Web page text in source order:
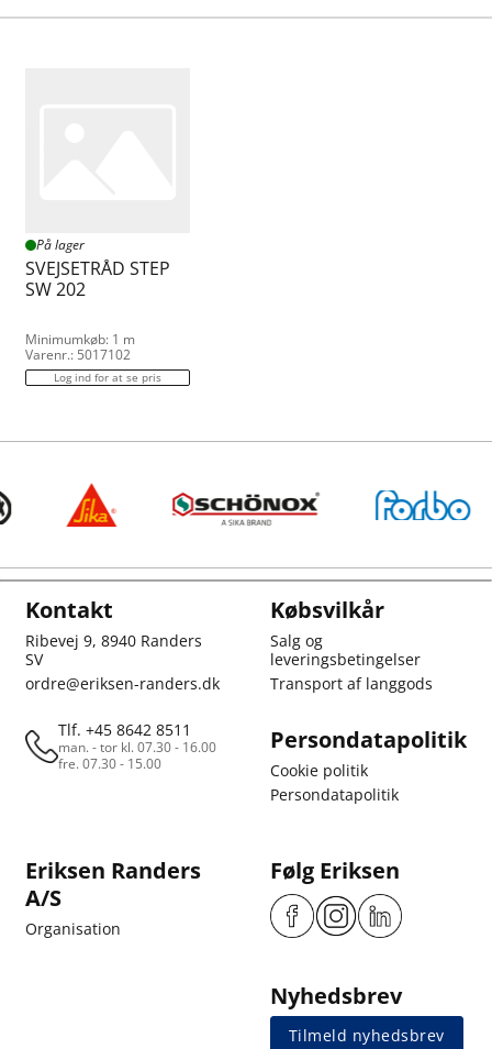
På lager
SVEJSETRÅD STEP
SW 202
Minimumkøb: 1 m
Varenr.: 5017102
Log ind for at se pris
Kontakt
Ribevej 9, 8940 Randers
SV
ordre@eriksen-randers.dk
Tlf. +45 8642 8511
man. - tor kl. 07.30 - 16.00
fre. 07.30 - 15.00
Købsvilkår
Salg og
leveringsbetingelser
Transport af langgods
Persondatapolitik
Cookie politik
Persondatapolitik
Eriksen Randers
A/S
Organisation
Følg Eriksen
Nyhedsbrev
Tilmeld nyhedsbrev